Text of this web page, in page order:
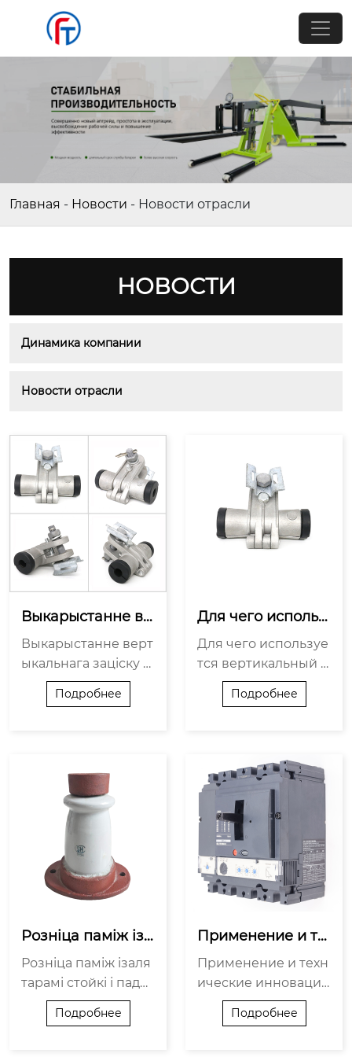
Главная - Новости - Новости отрасли
НОВОСТИ
Динамика компании
Новости отрасли
Выкарыстанне ве
ртыкальнага заці
ску дроту ў элект
раслупах
Выкарыстанне верт
ыкальнага заціску д
роту ў электраслупа
х Вертыкальныя зац
пячэння або перада
ючыя вежы, у асноў
ным выкарыстоўва
юцца для маца...
Подробнее
Для чего использ
уется вертикальн
ый зажим?
Для чего используе
тся вертикальный з
ажим? Вертыкальн
ыя дротавыя заціскі
іскі) галоўным чына
м выкарыстоўваюц
ца ў інжынерыі, ма
шынабудаванні і бу
даўніцтве, асаблів...
Подробнее
Розніца паміж іза
лятарамі стойкі і
падвеснымі ізаля
тарамі
Розніца паміж ізаля
тарамі стойкі і падв
еснымі ізалятарамі
Асноўнымі адрозне
Подробнее
Применение и те
хнические иннов
ации выключател
ей
Применение и техн
ические инновации
выключателей У як
асці ключавога пры
Подробнее